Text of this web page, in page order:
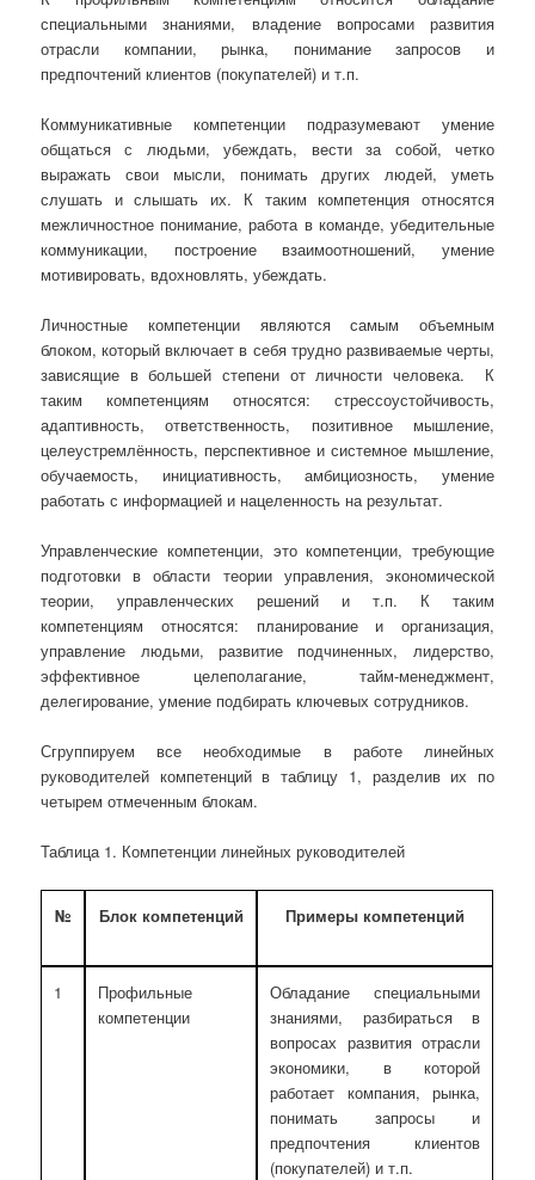
специальными знаниями, владение вопросами развития
отрасли компании, рынка, понимание запросов и
предпочтений клиентов (покупателей) и т.п.
Коммуникативные компетенции подразумевают умение
общаться с людьми, убеждать, вести за собой, четко
выражать свои мысли, понимать других людей, уметь
слушать и слышать их. К таким компетенция относятся
межличностное понимание, работа в команде, убедительные
коммуникации, построение взаимоотношений, умение
мотивировать, вдохновлять, убеждать.
Личностные компетенции являются самым объемным
блоком, который включает в себя трудно развиваемые черты,
зависящие в большей степени от личности человека. К
таким компетенциям относятся: стрессоустойчивость,
адаптивность, ответственность, позитивное мышление,
целеустремлённость, перспективное и системное мышление,
обучаемость, инициативность, амбициозность, умение
работать с информацией и нацеленность на результат.
Управленческие компетенции, это компетенции, требующие
подготовки в области теории управления, экономической
теории, управленческих решений и т.п. К таким
компетенциям относятся: планирование и организация,
управление людьми, развитие подчиненных, лидерство,
эффективное целеполагание,
тайм-менеджмент,
делегирование, умение подбирать ключевых сотрудников.
Сгруппируем все необходимые в работе линейных
руководителей компетенций в таблицу 1, разделив их по
четырем отмеченным блокам.
Таблица 1. Компетенции линейных руководителей
№ Блок компетенций Примеры компетенций
1
Профильные
компетенции
Обладание специальными
знаниями, разбираться в
вопросах развития отрасли
экономики, в которой
работает компания, рынка,
понимать запросы и
предпочтения клиентов
(покупателей) и т.п.